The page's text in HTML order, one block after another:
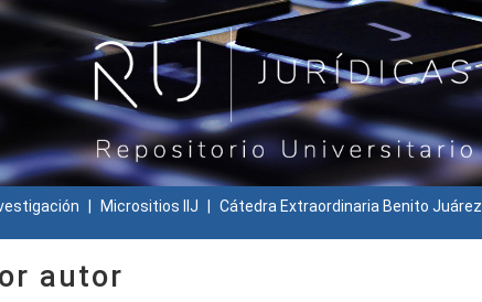
Micrositios IIJ Cátedra Extraordinaria Benito Juárez
autor